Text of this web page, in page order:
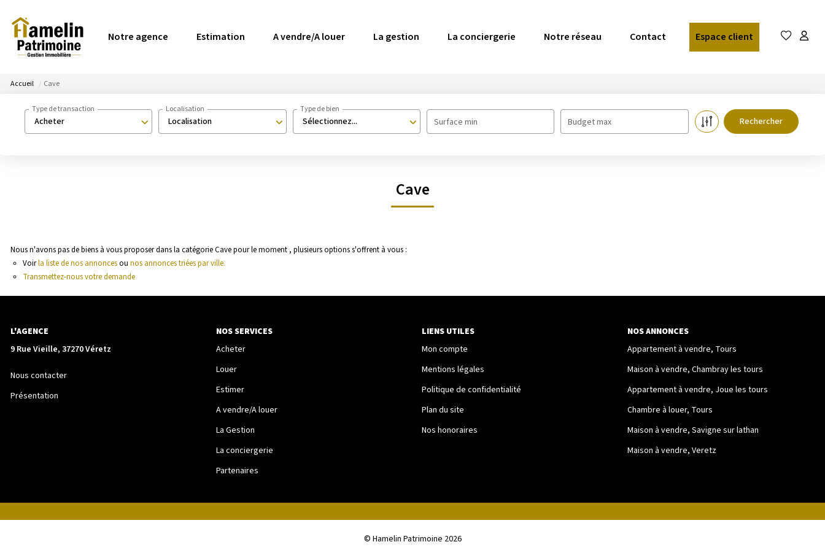
Notre agence Estimation A vendre/A louer La gestion La conciergerie Notre réseau Contact Espace client
Accueil Cave
Acheter
Type de transaction
Localisation
Localisation
Sélectionnez...
Type de bien
Surface min Budget max
Cave
Nous n'avons pas de biens à vous proposer dans la catégorie Cave pour le moment , plusieurs options s'offrent à vous :
Voirla liste de nos annoncesou nos annonces triées par ville.
Transmettez-nous votre demande
L'AGENCE
9 Rue Vieille, 37270 Véretz
Nous contacter
Présentation
NOS SERVICES
Acheter
Louer
Estimer
A vendre/A louer
La Gestion
La conciergerie
Partenaires
LIENS UTILES
Mon compte
Mentions légales
Politique de confidentialité
Plan du site
Nos honoraires
NOS ANNONCES
Appartement à vendre, Tours
Maison à vendre, Chambray les tours
Appartement à vendre, Joue les tours
Chambre à louer, Tours
Maison à vendre, Savigne sur lathan
Maison à vendre, Veretz
© Hamelin Patrimoine 2026